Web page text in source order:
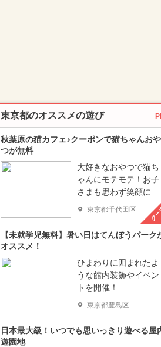
東京都のオススメの遊び
秋葉原の猫カフェ♪クーポンで猫ちゃんおや
つが無料
大好きなおやつで猫ち
ゃんにモテモテ！お子
さまも思わず笑顔に
東京都千代田区 ク
【未就学児無料】暑い日はてんぼうパーク
オススメ！
ひまわりに囲まれたよ
うな館内装飾やイベン
トを開催！
東京都豊島区
日本最大級！いつでも思いっきり遊べる屋
遊園地